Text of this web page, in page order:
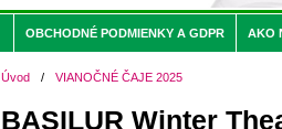
OBCHODNÉ PODMIENKY A GDPR AKO
Úvod / VIANOČNÉ ČAJE 2025
BASILUR Winter